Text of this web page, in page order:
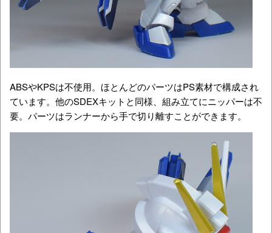
ABSやKPSは不使用。ほとんどのパーツはPS素材で構成され
ています。他のSDEXキットと同様、組み立てにニッパーは不
要。パーツはランナーから手で切り離すことができます。